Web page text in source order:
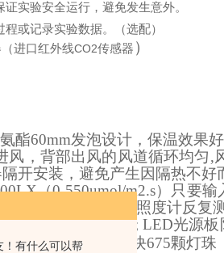
！有什么可以帮
实验安全运行， 避免发生意外。
或记录实验数据。（选配）
进口红外线CO2传感器 ）
酯60mm发泡设计，保温效果
风，背部出风的风道循环均匀,
开安装，避免产生因隔热不好
（0-550umol/m2.s）
只要输
了实验人员再用照度计反复
用寿命大于50000h; LED光源板
灯珠25*27 排，每块675颗灯